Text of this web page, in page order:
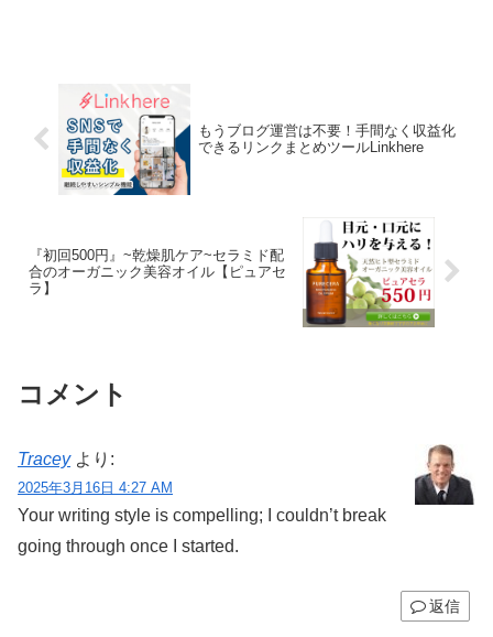
もうブログ運営は不要！手間なく収益化
できるリンクまとめツールLinkhere
『初回500円』~乾燥肌ケア~セラミド配
合のオーガニック美容オイル【ピュアセ
ラ】
コメント
Tracey より:
2025年3月16日 4:27 AM
Your writing style is compelling; I couldn’t break
going through once I started.
返信